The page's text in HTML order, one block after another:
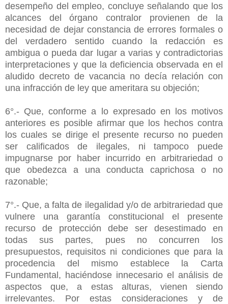
desempeño del empleo, concluye señalando que los
alcances del órgano contralor provienen de la
necesidad de dejar constancia de errores formales o
del verdadero sentido cuando la redacción es
ambigua o pueda dar lugar a varias y contradictorias
interpretaciones y que la deficiencia observada en el
aludido decreto de vacancia no decía relación con
una infracción de ley que ameritara su objeción;
6°.- Que, conforme a lo expresado en los motivos
anteriores es posible afirmar que los hechos contra
los cuales se dirige el presente recurso no pueden
ser calificados de ilegales, ni tampoco puede
impugnarse por haber incurrido en arbitrariedad o
que obedezca a una conducta caprichosa o no
razonable;
7°.- Que, a falta de ilegalidad y/o de arbitrariedad que
vulnere una garantía constitucional el presente
recurso de protección debe ser desestimado en
todas sus partes, pues no concurren los
presupuestos, requisitos ni condiciones que para la
procedencia del mismo establece la Carta
Fundamental, haciéndose innecesario el análisis de
aspectos que, a estas alturas, vienen siendo
irrelevantes. Por estas consideraciones y de